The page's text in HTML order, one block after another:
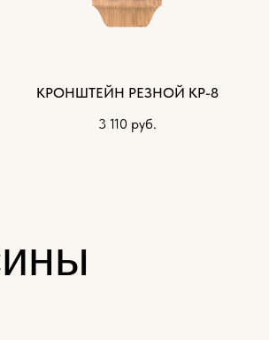
КРОНШТЕЙН РЕЗНОЙ КР-8
3 110 руб.